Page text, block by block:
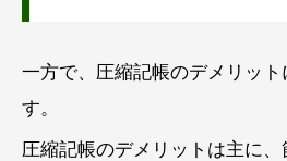
一方で、圧縮記帳のデメリット
す。
圧縮記帳のデメリットは主に